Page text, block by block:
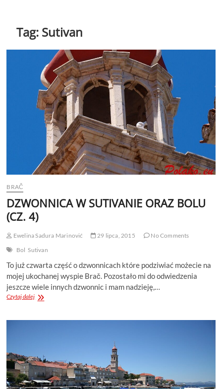
Tag: Sutivan
BRAČ
DZWONNICA W SUTIVANIE ORAZ BOLU
(CZ. 4)
Ewelina Sadura Marinović 29 lipca, 2015
No Comments
Bol Sutivan
To już czwarta część o dzwonnicach które podziwiać możecie na
mojej ukochanej wyspie Brač. Pozostało mi do odwiedzenia
jeszcze wiele innych dzwonnic i mam nadzieję,…
Czytaj dalejDZWONNICA